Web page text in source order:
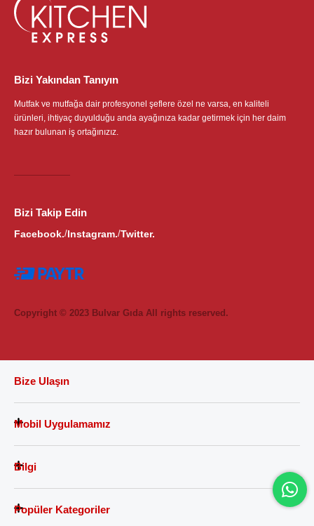
Bizi Yakından Tanıyın
Mutfak ve mutfağa dair profesyonel şeflere özel ne varsa, en kaliteli
ürünleri, ihtiyaç duyulduğu anda ayağınıza kadar getirmek için her daim
hazır bulunan iş ortağınızız.
Bizi Takip Edin
Facebook./Instagram./Twitter.
Copyright © 2023 Bulvar Gıda All rights reserved.
Bize Ulaşın
Mobil Uygulamamız
Bilgi
Popüler Kategoriler